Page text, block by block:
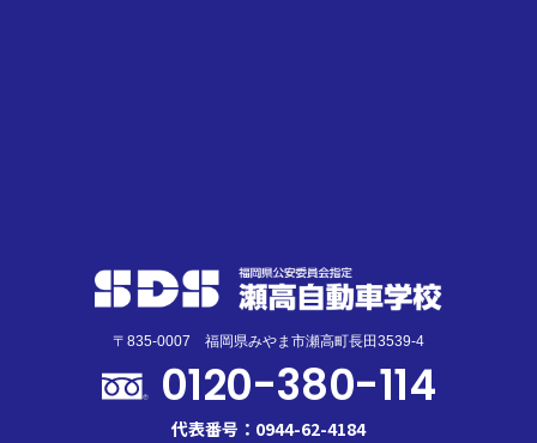
〒835-0007 福岡県みやま市瀬高町長田3539-4
0120-380-114
代表番号：0944-62-4184